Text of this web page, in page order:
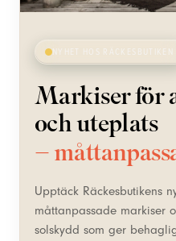
NYHET HOS RÄCKESBUTIKEN
Markiser för
och uteplats
–
Upptäck Räckesbutikens
måttanpassade markiser
solskydd som ger